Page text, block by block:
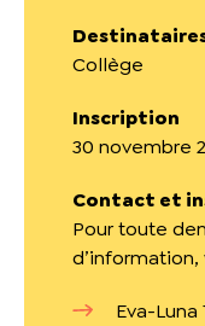
Collège
Inscription
30 novembre
Contact et
Pour toute
Eva-